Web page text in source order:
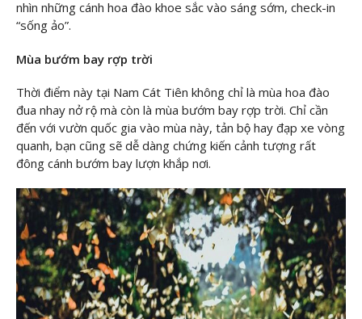
nhìn những cánh hoa đào khoe sắc vào sáng sớm, check-in
“sống ảo”.
Mùa bướm bay rợp trời
Thời điểm này tại Nam Cát Tiên không chỉ là mùa hoa đào
đua nhay nở rộ mà còn là mùa bướm bay rợp trời. Chỉ cần
đến với vườn quốc gia vào mùa này, tản bộ hay đạp xe vòng
quanh, bạn cũng sẽ dễ dàng chứng kiến cảnh tượng rất
đông cánh bướm bay lượn khắp nơi.